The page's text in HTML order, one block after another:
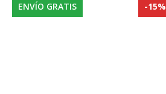
ENVÍO GRATIS -15%